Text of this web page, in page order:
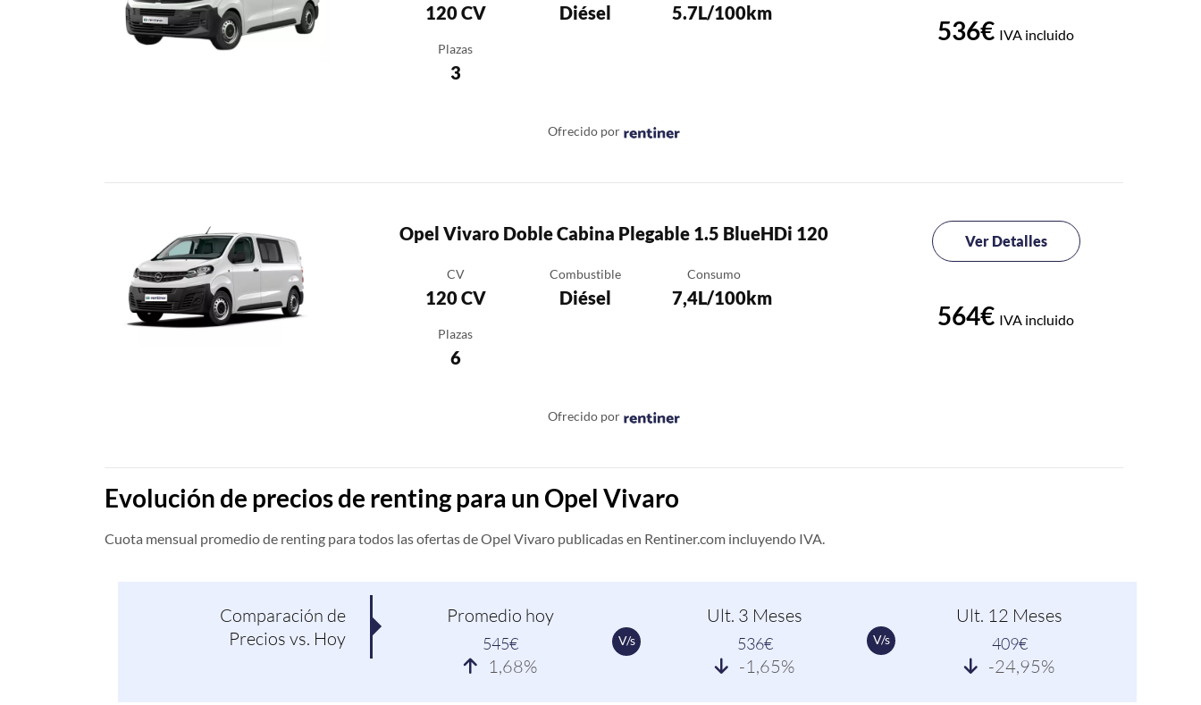
120 CV Diésel 5.7L/100km
Plazas
3
Ofrecido por
536€ IVA incluido
Opel Vivaro Doble Cabina Plegable 1.5 BlueHDi 120
CV
120 CV
Combustible
Diésel
Consumo
7,4L/100km
Plazas
6
Ofrecido por
Ver Detalles
564€ IVA incluido
Evolución de precios de renting para un Opel Vivaro
Cuota mensual promedio de renting para todos las ofertas de Opel Vivaro publicadas en Rentiner.com incluyendo IVA.
Comparación de
Precios vs. Hoy
Promedio hoy
545€
1,68%
V/s
Ult. 3 Meses
536€
-1,65%
V/s
Ult. 12 Meses
409€
-24,95%